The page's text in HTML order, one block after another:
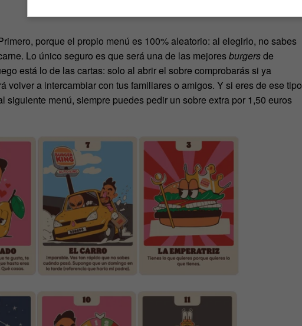
porque el propio menú es 100% aleatorio: al elegirlo, no sabes
Lo único seguro es que será una de las mejoresburgersde
está lo de las cartas: solo al abrir el sobre comprobarás si ya
volver a intercambiar con tus familiares o amigos. Y si eres de ese tipo
siguiente menú, siempre puedes pedir un sobre extra por 1,50 euros